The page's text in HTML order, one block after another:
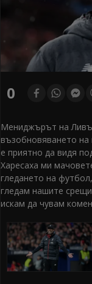
0
Мениджърът на
възобновяването
е приятно да видя
Харесаха ми
гледането на
гледам нашите
искам да чувам